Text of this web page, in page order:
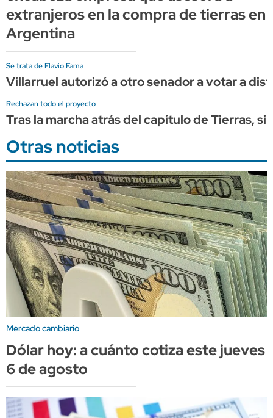
extranjeros en la compra de tierras en
Argentina
Se trata de Flavio Fama
Villarruel autorizó a otro senador a votar a
Rechazan todo el proyecto
Tras la marcha atrás del capítulo de Tierras,
Otras noticias
Mercado cambiario
Dólar hoy: a cuánto cotiza este jueves
6 de agosto